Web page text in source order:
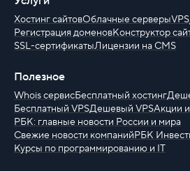
Хостинг сайтовОблачные серверы
Регистрация доменовКонструктор
SSL-сертификатыЛицензии на CMS
Полезное
Whois сервисБесплатный хостинг
Бесплатный VPSДешевый VPSАкции
РБК: главные новости России и мира
Свежие новости компанийРБК
Курсы по программированию и IT